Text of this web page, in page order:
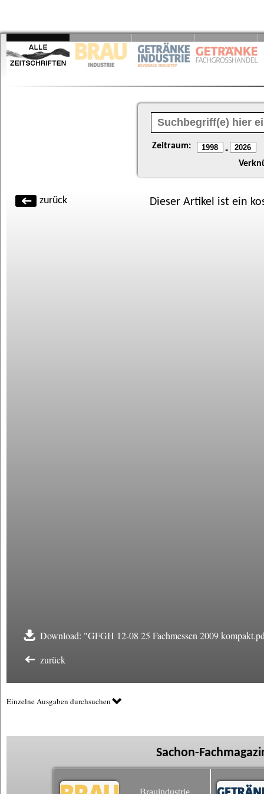
Zeitraum: -
zurück Dieser Artikel ist ein
Download: "GFGH 12-08 25 Fachmessen 2009
zurück
Einzelne Ausgaben durchsuchen
Sachon-
Brauindustrie